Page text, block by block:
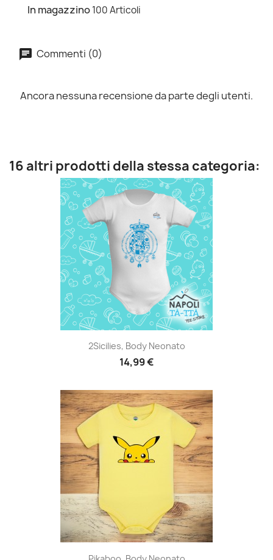
In magazzino100 Articoli
Commenti (0)
Ancora nessuna recensione da parte degli utenti.
16 altri prodotti della stessa categoria:
2Sicilies, Body Neonato
14,99 €